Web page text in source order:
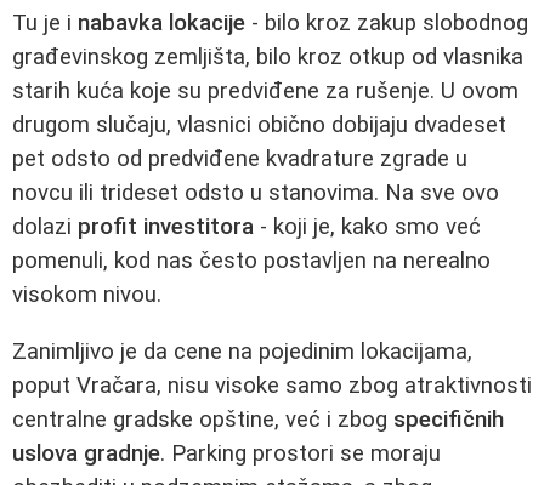
Tu je i nabavka lokacije - bilo kroz zakup slobodnog
građevinskog zemljišta, bilo kroz otkup od vlasnika
starih kuća koje su predviđene za rušenje. U ovom
drugom slučaju, vlasnici obično dobijaju dvadeset
pet odsto od predviđene kvadrature zgrade u
novcu ili trideset odsto u stanovima. Na sve ovo
dolazi profit investitora - koji je, kako smo već
pomenuli, kod nas često postavljen na nerealno
visokom nivou.
Zanimljivo je da cene na pojedinim lokacijama,
poput Vračara, nisu visoke samo zbog atraktivnosti
centralne gradske opštine, već i zbog specifičnih
uslova gradnje. Parking prostori se moraju